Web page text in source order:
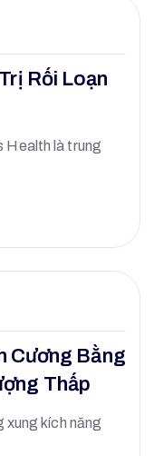
Rối Loạn
Health là trung
Cương Bằng
Thấp
xung kích năng